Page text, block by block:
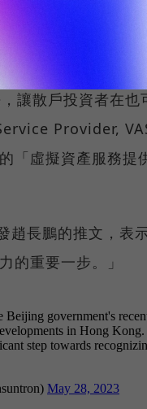
讓散戶投資者在
Provider,
「虛擬資產服務提
趙長鵬的推文，表
的重要一步。」